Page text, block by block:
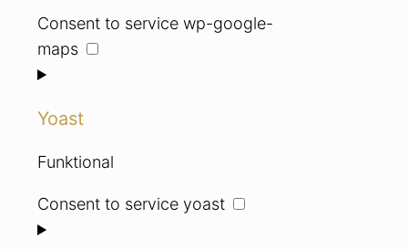
Consent to service wp-google-
maps
Yoast
Funktional
Consent to service yoast